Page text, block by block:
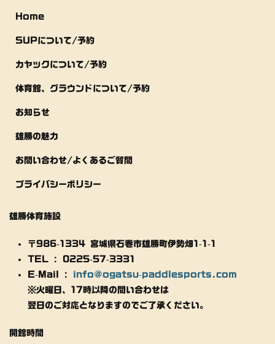
Home
SUPについて/予約
カヤックについて/予約
体育館、グラウンドについて/予約
お知らせ
雄勝の魅力
お問い合わせ/よくあるご質問
プライバシーポリシー
雄勝体育施設
〒986-1334 宮城県石巻市雄勝町伊勢畑1-1-1
TEL : 0225-57-3331
E-Mail : info@ogatsu-paddlesports.com
※火曜日、17時以降の問い合わせは
翌日のご対応となりますのでご了承ください。
開館時間